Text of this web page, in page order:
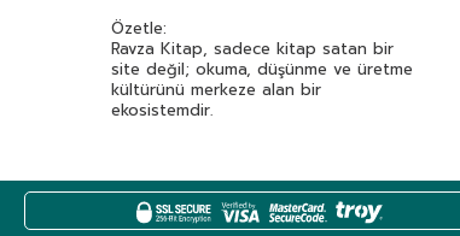
Özetle:
Ravza Kitap, sadece kitap satan bir
site değil; okuma, düşünme ve üretme
kültürünü merkeze alan bir
ekosistemdir.